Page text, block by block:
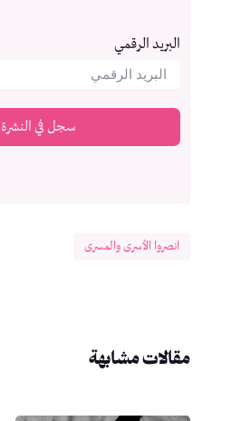
البريد الرقمي
سجل في النشرة
انصروا الأسرى والمسرى
مقالات مشابهة